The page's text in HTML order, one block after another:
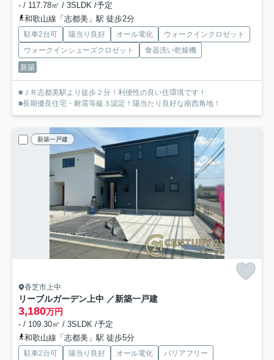
- / 117.78㎡ / 3SLDK /予定
和歌山線「志都美」駅 徒歩2分
駐車2台可 陽当り良好 オール電化
ウォークインクロゼット
ウォークインシューズクロゼット
食器洗い乾燥機
新築
■ＪＲ志都美駅より徒歩２分！利便性の良い住環境です！
■長期優良住宅・耐震等級３認定！陽当たり良好な南西角地！
新築一戸建
香芝市上中
リーブルガーデン上中 ／新築一戸建
3,180万円
- / 109.30㎡ / 3SLDK /予定
和歌山線「志都美」駅 徒歩5分
駐車2台可 陽当り良好 オール電化
バリアフリー